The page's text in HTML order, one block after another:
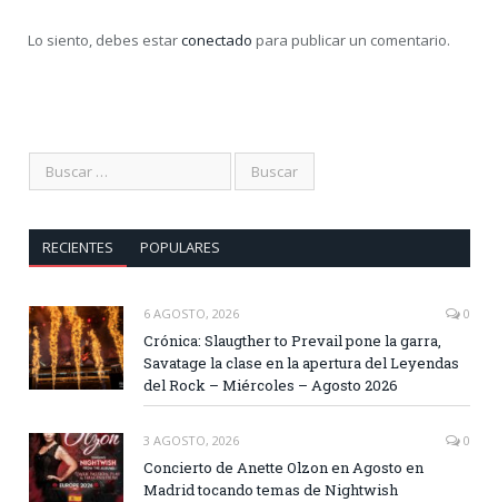
Lo siento, debes estarconectado para publicar un comentario.
RECIENTES POPULARES
6 AGOSTO, 2026 0
Crónica: Slaugther to Prevail pone la garra,
Savatage la clase en la apertura del Leyendas
del Rock – Miércoles – Agosto 2026
3 AGOSTO, 2026 0
Concierto de Anette Olzon en Agosto en
Madrid tocando temas de Nightwish